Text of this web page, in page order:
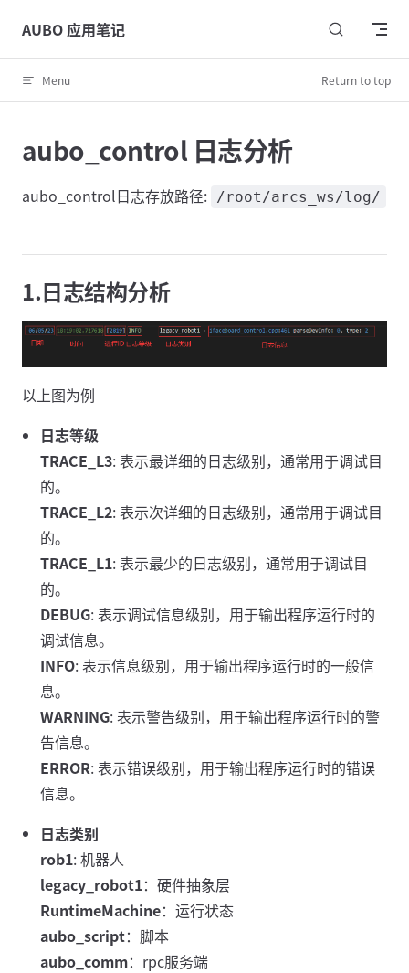
Skip to content
AUBO 应用笔记
Menu Return to top
aubo_control 日志分析
aubo_control日志存放路径: /root/arcs_ws/log/
1.日志结构分析
以上图为例
日志等级
TRACE_L3: 表示最详细的日志级别，通常用于调试目
的。
TRACE_L2: 表示次详细的日志级别，通常用于调试目
的。
TRACE_L1: 表示最少的日志级别，通常用于调试目
的。
DEBUG: 表示调试信息级别，用于输出程序运行时的
调试信息。
INFO: 表示信息级别，用于输出程序运行时的一般信
息。
WARNING: 表示警告级别，用于输出程序运行时的警
告信息。
ERROR: 表示错误级别，用于输出程序运行时的错误
信息。
日志类别
rob1: 机器人
legacy_robot1：硬件抽象层
RuntimeMachine：运行状态
aubo_script：脚本
aubo_comm：rpc服务端